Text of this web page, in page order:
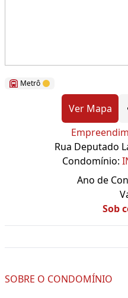
Metrô
Ver Mapa
Rua Deputado
Condomínio:
Ano de
Sob
SOBRE O CONDOMÍNIO